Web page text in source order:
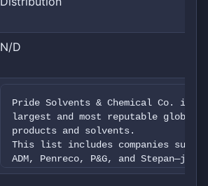
N/D
Pride Solvents & Chemical Co. is
largest and most reputable global
products and solvents.
This list includes companies such
ADM, Penreco, P&G, and
With an advanced production